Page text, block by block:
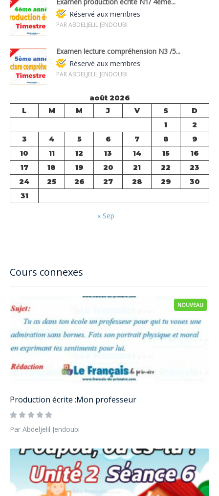
Cours connexes
NOUVEAU
Production écrite :Mon professeur
Par Abdeljelil Jendoubi
Réservé aux membres
PAR ABDELJELIL JENDOUBI
Examen lecture compréhension N3 /5...
Réservé aux membres
PAR ABDELJELIL JENDOUBI
août 2026
L
M M J V S
D
1
2
3
4 5 6 7 8
9
10
11 12 13 14 15
16
17
18 19 20 21 22
23
24
25 26 27 28 29
30
31
« Sep